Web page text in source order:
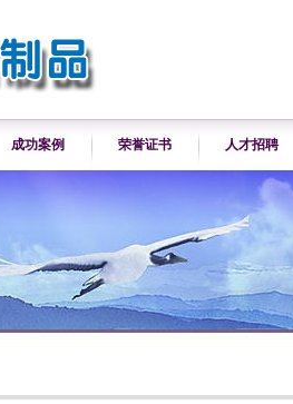
成功案例 荣誉证书 人才招聘